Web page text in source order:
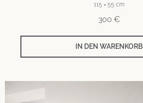
115 × 55 cm
300 €
IN DEN WARENKORB